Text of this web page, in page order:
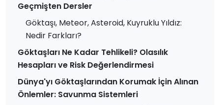
Geçmişten Dersler
Göktaşı, Meteor, Asteroid, Kuyruklu Yıldız:
Nedir Farkları?
Göktaşları Ne Kadar Tehlikeli? Olasılık
Hesapları ve Risk Değerlendirmesi
Dünya'yı Göktaşlarından Korumak İçin Alınan
Önlemler: Savunma Sistemleri